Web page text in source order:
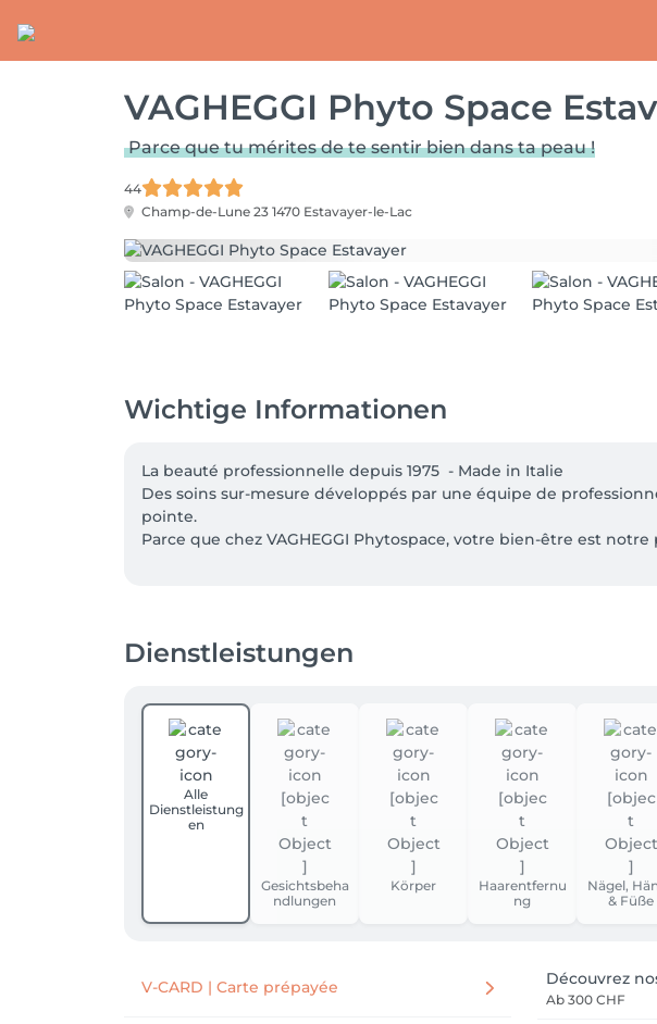
VAGHEGGI Phyto Space
Parce que tu mérites de te sentir bien dans ta peau !
44
Champ-de-Lune 23 1470 Estavayer-le-Lac
Wichtige Informationen
La beauté professionnelle depuis 1975  - Made in Italie
Des soins sur-mesure développés par une équipe de
pointe.
Parce que chez VAGHEGGI Phytospace, votre bien-être est
appliquée.
Dienstleistungen
Alle
Dienstleistung
en
Gesichtsbeha
ndlungen
Körper
Haarentfernu
ng
Nägel,
& Füße
V-CARD | Carte prépayée Découvrez
Ab 300 CHF